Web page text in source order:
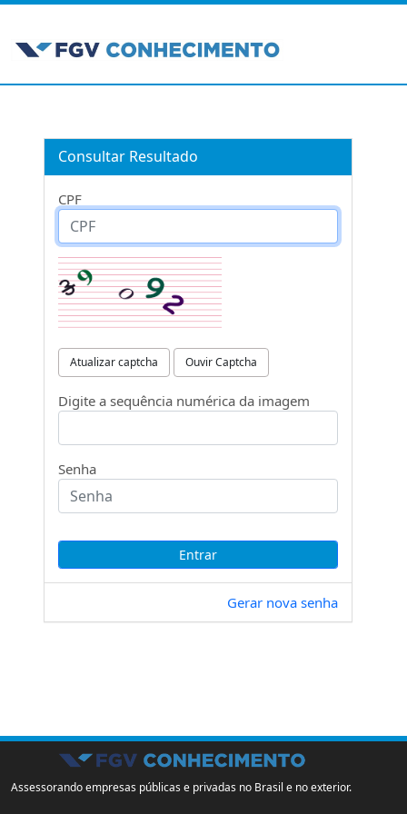
Consultar Resultado
CPF
Atualizar captcha Ouvir Captcha
Digite a sequência numérica da imagem
Senha
Gerar nova senha
Assessorando empresas públicas e privadas no Brasil e no exterior.